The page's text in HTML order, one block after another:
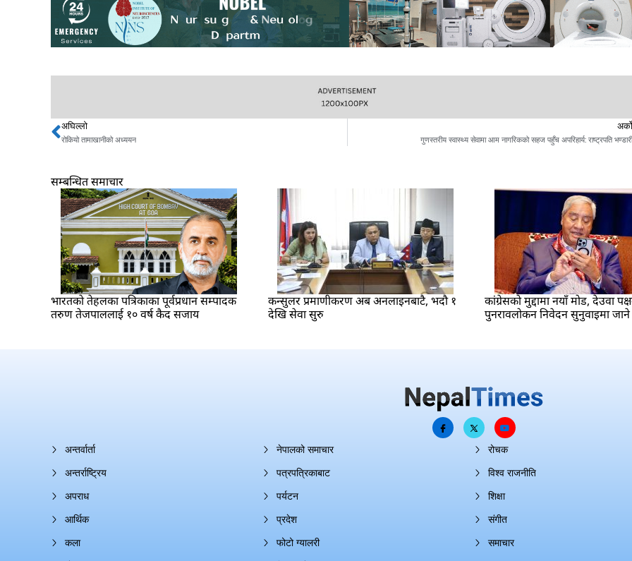
Prev
अघिल्लो
रोकियो तामाखानीको अध्ययन
अर्को
गुणस्तरीय स्वास्थ्य सेवामा आम नागरिकको सहज पहुँच अपरिहार्य: राष्ट्रपति भण्डारी
सम्बन्धित समाचार
भारतकाे तेहलका पत्रिकाका पूर्वप्रधान सम्पादक
तरुण तेजपाललाई १० वर्ष कैद सजाय
कन्सुलर प्रमाणीकरण अब अनलाइनबाटै, भदौ १
देखि सेवा सुरु
कांग्रेसको मुद्दामा नयाँ मोड, देउवा
पुनरावलोकन निवेदन सुनुवाइमा जाने
अन्तर्वार्ता
अन्तर्राष्ट्रिय
अपराध
आर्थिक
कला
नेपालको समाचार
पत्रपत्रिकाबाट
पर्यटन
प्रदेश
फोटो ग्यालरी
रोचक
विश्व राजनीति
शिक्षा
संगीत
समाचार